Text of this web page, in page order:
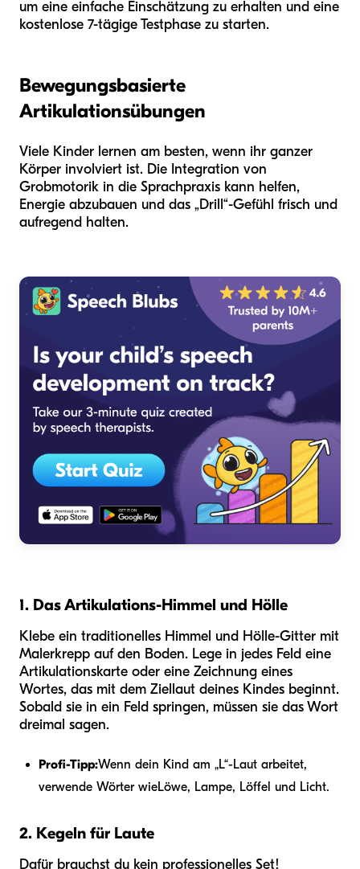
um eine einfache Einschätzung zu erhalten und eine
kostenlose 7-tägige Testphase zu starten.
Bewegungsbasierte
Artikulationsübungen
Viele Kinder lernen am besten, wenn ihr ganzer
Körper involviert ist. Die Integration von
Grobmotorik in die Sprachpraxis kann helfen,
Energie abzubauen und das „Drill“-Gefühl frisch und
aufregend halten.
1. Das Artikulations-Himmel und Hölle
Klebe ein traditionelles Himmel und Hölle-Gitter mit
Malerkrepp auf den Boden. Lege in jedes Feld eine
Artikulationskarte oder eine Zeichnung eines
Wortes, das mit dem Ziellaut deines Kindes beginnt.
Sobald sie in ein Feld springen, müssen sie das Wort
dreimal sagen.
Profi-Tipp:Wenn dein Kind am „L“-Laut arbeitet,
verwende Wörter wieLöwe, Lampe, Löffel und Licht.
2. Kegeln für Laute
Dafür brauchst du kein professionelles Set!